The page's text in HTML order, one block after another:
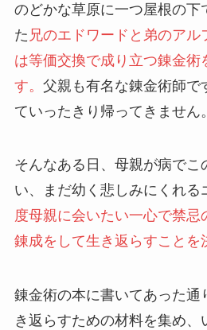
のどかな草原に一つ屋根の下
た 兄のエドワードと弟のア
は等価交換で成り立つ錬金術
す。 父親も有名な錬金術師で
ていったきり帰ってきません。
そんなある日、母親が病でこ
い、まだ幼く悲しみにくれる
度母親に会いたい一心で禁忌
錬成をして生き返らすことを
錬金術の本に書いてあった通
き返らすための材料を集め、